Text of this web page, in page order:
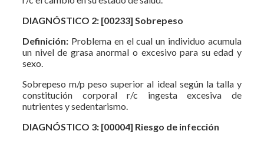
DIAGNÓSTICO 2: [00233] Sobrepeso
Definición: Problema en el cual un individuo acumula
un nivel de grasa anormal o excesivo para su edad y
sexo.
Sobrepeso m/p peso superior al ideal según la talla y
constitución corporal r/c ingesta excesiva de
nutrientes y sedentarismo.
DIAGNÓSTICO 3: [00004] Riesgo de infección